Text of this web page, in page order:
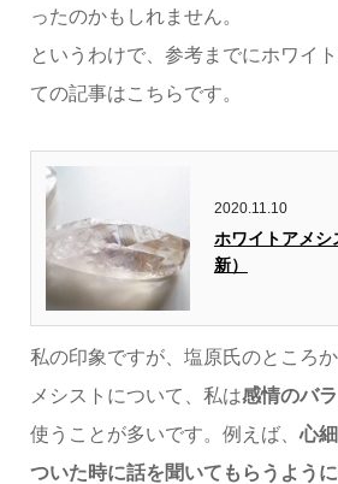
ったのかもしれません。
というわけで、参考までにホワイ
ての記事はこちらです。
2020.11.10
ホワイトアメ
新）
私の印象ですが、塩原氏のところ
メシストについて、私は感情のバ
使うことが多いです。例えば、心
ついた時に話を聞いてもらうよう